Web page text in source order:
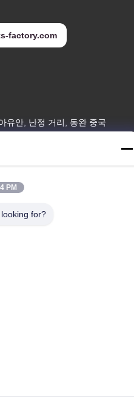
factory.com
유안, 난정 거리, 동완 중국
PM
for?